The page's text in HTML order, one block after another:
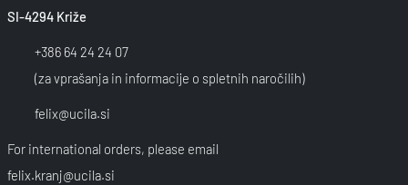
SI-4294 Križe
+386 64 24 24 07
(za vprašanja in informacije o spletnih naročilih)
felix@ucila.si
For international orders, please email
felix.kranj@ucila.si